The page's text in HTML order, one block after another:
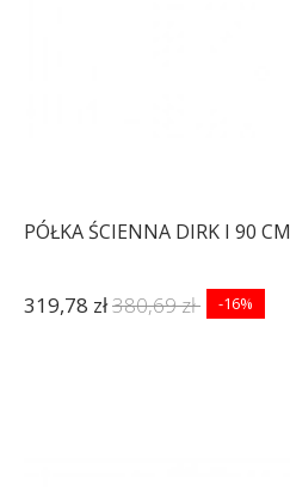
PÓŁKA ŚCIENNA DIRK I 90 CM
319,78 zł380,69 zł -16%